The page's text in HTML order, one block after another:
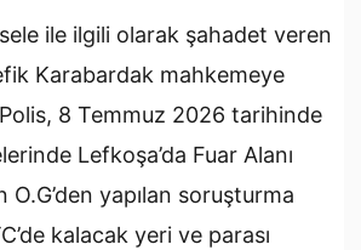
ile ilgili olarak şahadet veren
Karabardak mahkemeye
Polis, 8 Temmuz 2026 tarihinde
Lefkoşa’da Fuar Alanı
yapılan soruşturma
kalacak yeri ve parası